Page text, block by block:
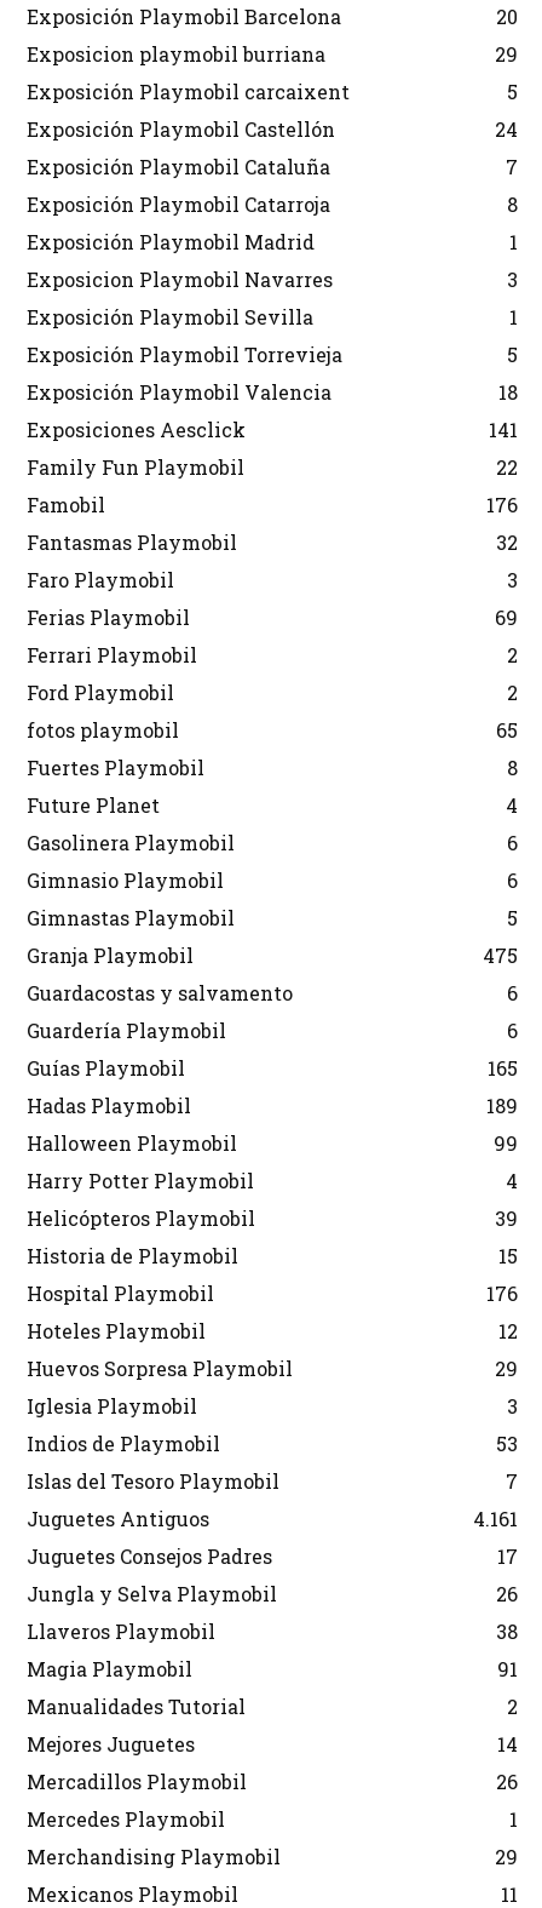
Exposición Playmobil Barcelona
20
Exposicion playmobil burriana
29
Exposición Playmobil carcaixent
5
Exposición Playmobil Castellón
24
Exposición Playmobil Cataluña
7
Exposición Playmobil Catarroja
8
Exposición Playmobil Madrid
1
Exposicion Playmobil Navarres
3
Exposición Playmobil Sevilla
1
Exposición Playmobil Torrevieja
5
Exposición Playmobil Valencia
18
Exposiciones Aesclick
141
Family Fun Playmobil
22
Famobil
176
Fantasmas Playmobil
32
Faro Playmobil
3
Ferias Playmobil
69
Ferrari Playmobil
2
Ford Playmobil
2
fotos playmobil
65
Fuertes Playmobil
8
Future Planet
4
Gasolinera Playmobil
6
Gimnasio Playmobil
6
Gimnastas Playmobil
5
Granja Playmobil
475
Guardacostas y salvamento
6
Guardería Playmobil
6
Guías Playmobil
165
Hadas Playmobil
189
Halloween Playmobil
99
Harry Potter Playmobil
4
Helicópteros Playmobil
39
Historia de Playmobil
15
Hospital Playmobil
176
Hoteles Playmobil
12
Huevos Sorpresa Playmobil
29
Iglesia Playmobil
3
Indios de Playmobil
53
Islas del Tesoro Playmobil
7
Juguetes Antiguos
4.161
Juguetes Consejos Padres
17
Jungla y Selva Playmobil
26
Llaveros Playmobil
38
Magia Playmobil
91
Manualidades Tutorial
2
Mejores Juguetes
14
Mercadillos Playmobil
26
Mercedes Playmobil
1
Merchandising Playmobil
29
Mexicanos Playmobil
11